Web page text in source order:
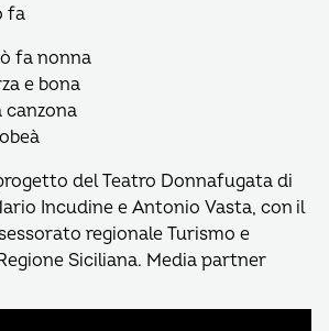
fa
fa nonna
e bona
canzona
del Teatro Donnafugata di
Incudine e Antonio Vasta, con il
regionale Turismo e
Siciliana. Media partner